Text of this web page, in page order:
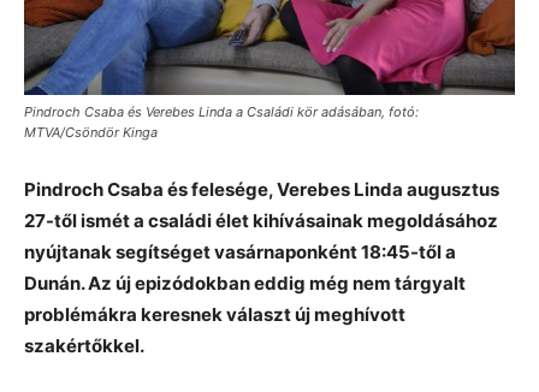
Pindroch Csaba és Verebes Linda a Családi kör adásában, fotó:
MTVA/Csöndör Kinga
Pindroch Csaba és felesége, Verebes Linda augusztus
27-től ismét a családi élet kihívásainak megoldásához
nyújtanak segítséget vasárnaponként 18:45-től a
Dunán. Az új epizódokban eddig még nem tárgyalt
problémákra keresnek választ új meghívott
szakértőkkel.